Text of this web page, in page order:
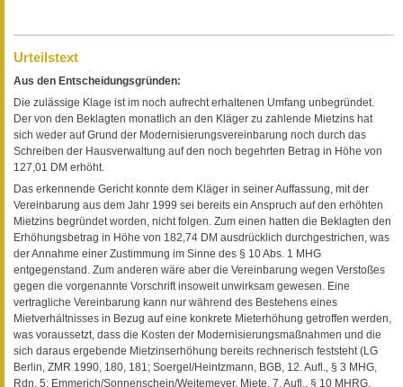
Urteilstext
Aus den Entscheidungsgründen:
Die zulässige Klage ist im noch aufrecht erhaltenen Umfang unbegründet.
Der von den Beklagten monatlich an den Kläger zu zahlende Mietzins hat
sich weder auf Grund der Modernisierungsvereinbarung noch durch das
Schreiben der Hausverwaltung auf den noch begehrten Betrag in Höhe von
127,01 DM erhöht.
Das erkennende Gericht konnte dem Kläger in seiner Auffassung, mit der
Vereinbarung aus dem Jahr 1999 sei bereits ein Anspruch auf den erhöhten
Mietzins begründet worden, nicht folgen. Zum einen hatten die Beklagten den
Erhöhungsbetrag in Höhe von 182,74 DM ausdrücklich durchgestrichen, was
der Annahme einer Zustimmung im Sinne des § 10 Abs. 1 MHG
entgegenstand. Zum anderen wäre aber die Vereinbarung wegen Verstoßes
gegen die vorgenannte Vorschrift insoweit unwirksam gewesen. Eine
vertragliche Vereinbarung kann nur während des Bestehens eines
Mietverhältnisses in Bezug auf eine konkrete Mieterhöhung getroffen werden,
was voraussetzt, dass die Kosten der Modernisierungsmaßnahmen und die
sich daraus ergebende Mietzinserhöhung bereits rechnerisch feststeht (LG
Berlin, ZMR 1990, 180, 181; Soergel/Heintzmann, BGB, 12. Aufl., § 3 MHG,
Rdn. 5; Emmerich/Sonnenschein/Weitemeyer, Miete, 7. Aufl., § 10 MHRG,